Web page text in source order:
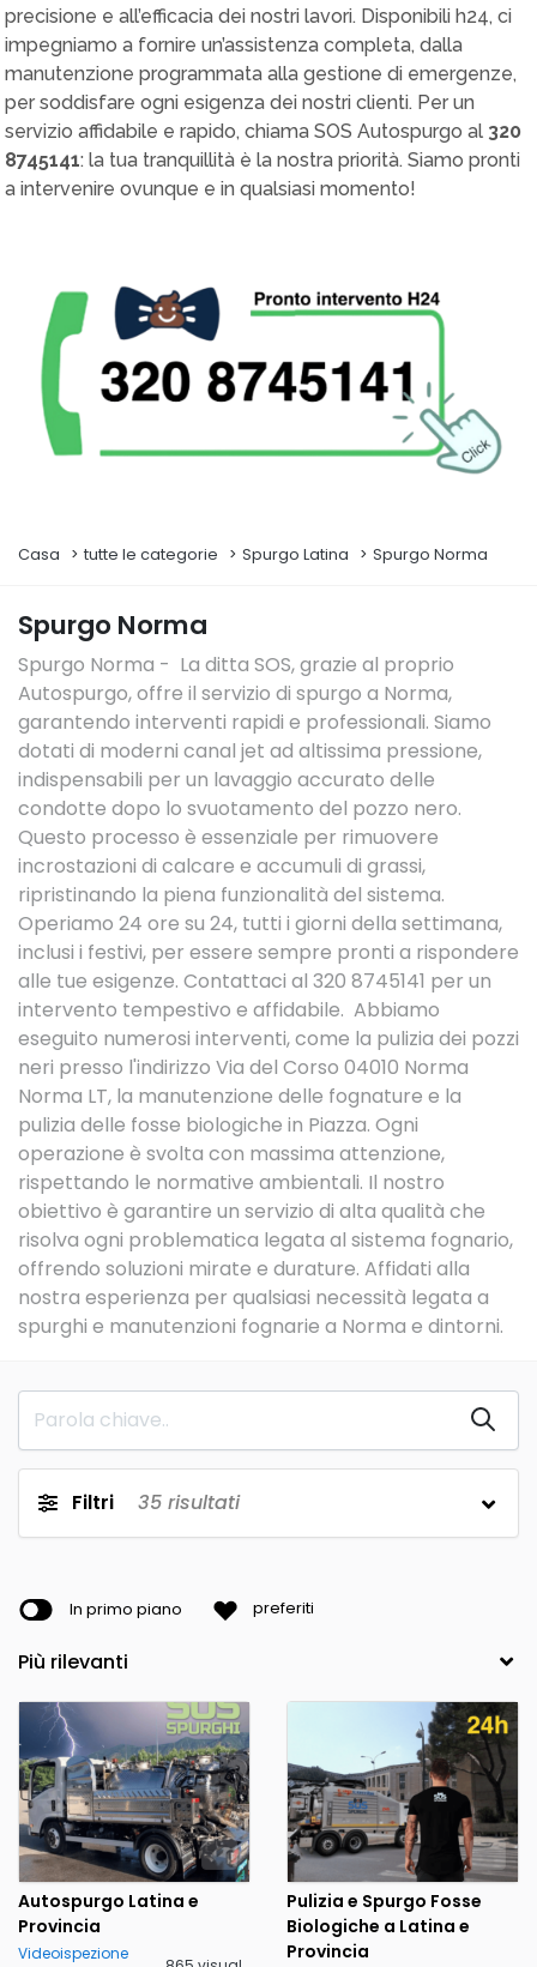
precisione e all’efficacia dei nostri lavori. Disponibili h24, ci
impegniamo a fornire un’assistenza completa, dalla
manutenzione programmata alla gestione di emergenze,
per soddisfare ogni esigenza dei nostri clienti. Per un
servizio affidabile e rapido, chiama SOS Autospurgo al 320
8745141: la tua tranquillità è la nostra priorità. Siamo pronti
a intervenire ovunque e in qualsiasi momento!
Casa tutte le categorie Spurgo Latina Spurgo Norma
Spurgo Norma
Spurgo Norma - La ditta SOS, grazie al proprio
Autospurgo, offre il servizio di spurgo a Norma,
garantendo interventi rapidi e professionali. Siamo
dotati di moderni canal jet ad altissima pressione,
indispensabili per un lavaggio accurato delle
condotte dopo lo svuotamento del pozzo nero.
Questo processo è essenziale per rimuovere
incrostazioni di calcare e accumuli di grassi,
ripristinando la piena funzionalità del sistema.
Operiamo 24 ore su 24, tutti i giorni della settimana,
inclusi i festivi, per essere sempre pronti a rispondere
alle tue esigenze. Contattaci al 320 8745141 per un
intervento tempestivo e affidabile. Abbiamo
eseguito numerosi interventi, come la pulizia dei pozzi
neri presso l'indirizzo Via del Corso 04010 Norma
Norma LT, la manutenzione delle fognature e la
pulizia delle fosse biologiche in Piazza. Ogni
operazione è svolta con massima attenzione,
rispettando le normative ambientali. Il nostro
obiettivo è garantire un servizio di alta qualità che
risolva ogni problematica legata al sistema fognario,
offrendo soluzioni mirate e durature. Affidati alla
nostra esperienza per qualsiasi necessità legata a
spurghi e manutenzioni fognarie a Norma e dintorni.
Filtri 35 risultati
In primo piano preferiti
Autospurgo Latina e
Provincia
Videoispezione
Pulizia e Spurgo Fosse
Biologiche a Latina e
Provincia